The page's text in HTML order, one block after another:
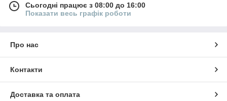
Сьогодні працює з 08:00 до 16:00
Показати весь графік роботи
Про нас
Контакти
Доставка та оплата